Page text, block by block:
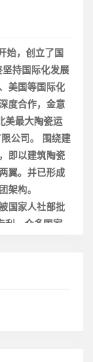
始，创立了国
持国际化发展
美国等国际化
度合作，金意
美最大陶瓷运
公司。 围绕建
即以建筑陶瓷
翼。并已形成
架构。
国家人社部批
利，众多国家